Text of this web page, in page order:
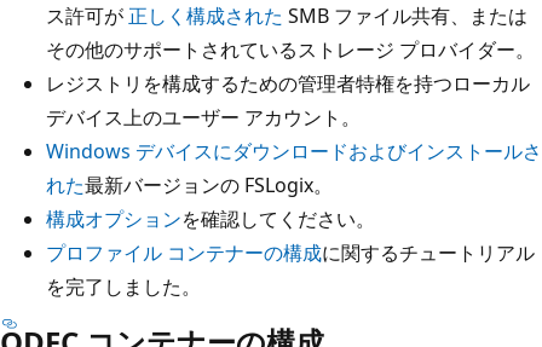
ス許可が 正しく構成された SMB ファイル共有、または
その他のサポートされているストレージ プロバイダー。
レジストリを構成するための管理者特権を持つローカル
デバイス上のユーザー アカウント。
Windows デバイスにダウンロードおよびインストールさ
れた最新バージョンの FSLogix。
構成オプションを確認してください。
プロファイル コンテナーの構成に関するチュートリアル
を完了しました。